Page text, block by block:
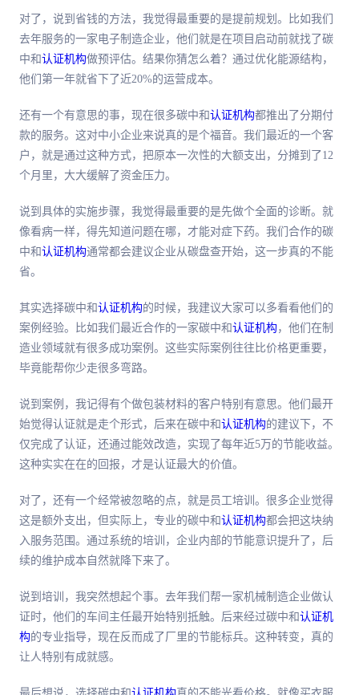
对了，说到省钱的方法，我觉得最重要的是提前规划。比如我们
去年服务的一家电子制造企业，他们就是在项目启动前就找了碳
中和认证机构做预评估。结果你猜怎么着？通过优化能源结构，
他们第一年就省下了近20%的运营成本。
还有一个有意思的事，现在很多碳中和认证机构都推出了分期付
款的服务。这对中小企业来说真的是个福音。我们最近的一个客
户，就是通过这种方式，把原本一次性的大额支出，分摊到了12
个月里，大大缓解了资金压力。
说到具体的实施步骤，我觉得最重要的是先做个全面的诊断。就
像看病一样，得先知道问题在哪，才能对症下药。我们合作的碳
中和认证机构通常都会建议企业从碳盘查开始，这一步真的不能
省。
其实选择碳中和认证机构的时候，我建议大家可以多看看他们的
案例经验。比如我们最近合作的一家碳中和认证机构，他们在制
造业领域就有很多成功案例。这些实际案例往往比价格更重要，
毕竟能帮你少走很多弯路。
说到案例，我记得有个做包装材料的客户特别有意思。他们最开
始觉得认证就是走个形式，后来在碳中和认证机构的建议下，不
仅完成了认证，还通过能效改造，实现了每年近5万的节能收益。
这种实实在在的回报，才是认证最大的价值。
对了，还有一个经常被忽略的点，就是员工培训。很多企业觉得
这是额外支出，但实际上，专业的碳中和认证机构都会把这块纳
入服务范围。通过系统的培训，企业内部的节能意识提升了，后
续的维护成本自然就降下来了。
说到培训，我突然想起个事。去年我们帮一家机械制造企业做认
证时，他们的车间主任最开始特别抵触。后来经过碳中和认证机
构的专业指导，现在反而成了厂里的节能标兵。这种转变，真的
让人特别有成就感。
最后想说，选择碳中和认证机构真的不能光看价格。就像买衣服